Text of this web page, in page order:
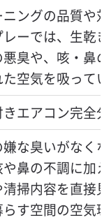
ニングの品質や
レーでは、生乾
悪臭や、咳・鼻
た空気を吸って
エアコン完全分
嫌な臭いがなく
や鼻の不調に加
清掃内容を直接
らす空間の空気